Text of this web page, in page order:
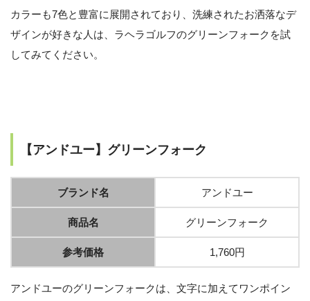
カラーも7色と豊富に展開されており、洗練されたお洒落なデ
ザインが好きな人は、ラヘラゴルフのグリーンフォークを試
してみてください。
【アンドユー】グリーンフォーク
ブランド名 アンドユー
商品名 グリーンフォーク
参考価格 1,760円
アンドユーのグリーンフォークは、文字に加えてワンポイン